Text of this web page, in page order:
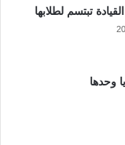
تبتسم لطلابها
وحدها